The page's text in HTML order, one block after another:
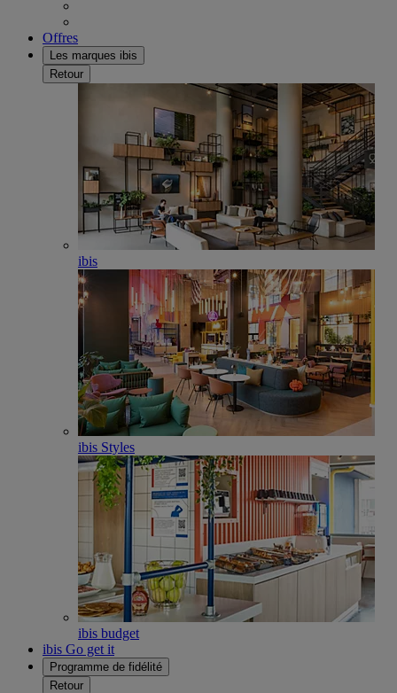
Offres
Les marques ibis
Retour
ibis
ibis Styles
ibis budget
ibis Go get it
Programme de fidélité
Retour